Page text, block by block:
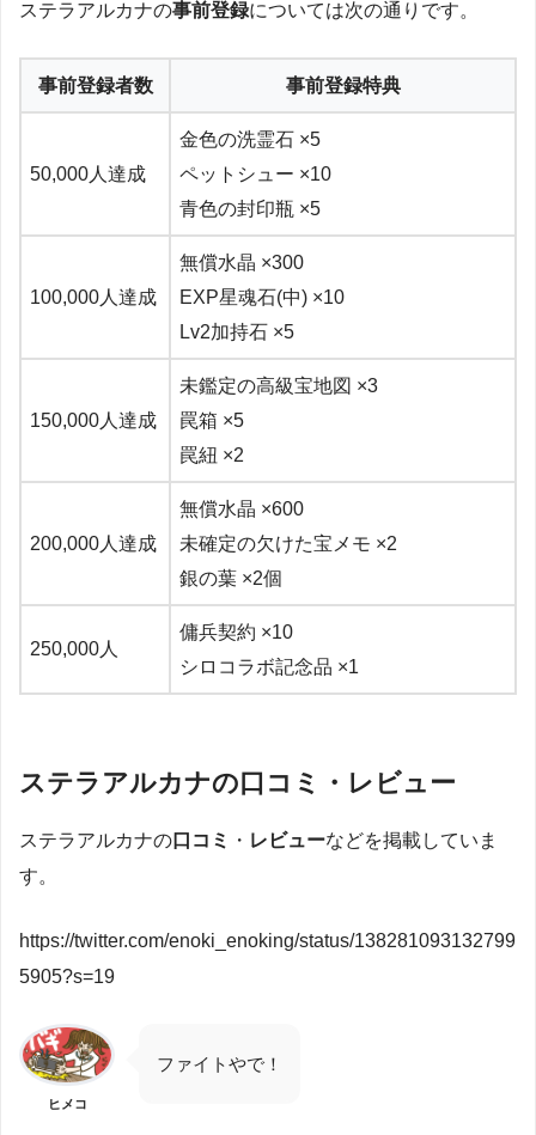
ステラアルカナの事前登録については次の通りです。
事前登録者数 事前登録特典
50,000人達成
金色の洗霊石 ×5
ペットシュー ×10
青色の封印瓶 ×5
100,000人達成
無償水晶 ×300
EXP星魂石(中) ×10
Lv2加持石 ×5
150,000人達成
未鑑定の高級宝地図 ×3
罠箱 ×5
罠紐 ×2
200,000人達成
無償水晶 ×600
未確定の欠けた宝メモ ×2
銀の葉 ×2個
250,000人
傭兵契約 ×10
シロコラボ記念品 ×1
ステラアルカナの口コミ・レビュー
ステラアルカナの口コミ ・ レビューなどを掲載していま
す。
https://twitter.com/enoki_enoking/status/138281093132799
5905?s=19
ヒメコ
ファイトやで！